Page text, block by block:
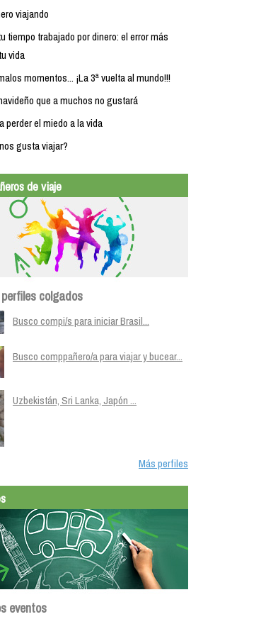
viajando
tiempo trabajado por dinero: el error más
vida
momentos... ¡La 3ª vuelta al mundo!!!
que a muchos no gustará
perder el miedo a la vida
gusta viajar?
de viaje
colgados
Busco compi/s para iniciar Brasil...
Busco comppañero/a para viajar y bucear...
Uzbekistán, Sri Lanka, Japón ...
Más perfiles
eventos